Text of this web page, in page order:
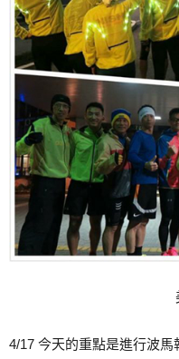
4/17 今天的重點是進行波